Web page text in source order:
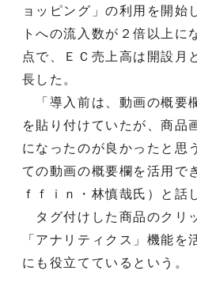
ョッピング」の利用を開始
トへの流入数が２倍以上に
点で、ＥＣ売上高は開設月
長した。
「導入前は、動画の概要
を貼り付けていたが、商品
になったのが良かったと思
ての動画の概要欄を活用で
ｆｆｉｎ・林慎哉氏）と話
タグ付けした商品のクリ
「アナリティクス」機能を
にも役立てているという。